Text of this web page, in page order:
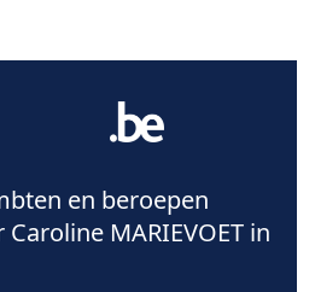
en beroepen
MARIEVOET in